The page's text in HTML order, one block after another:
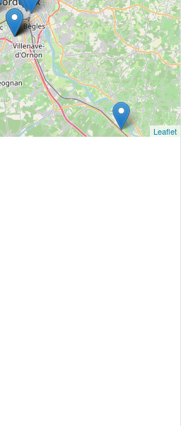
Leaflet